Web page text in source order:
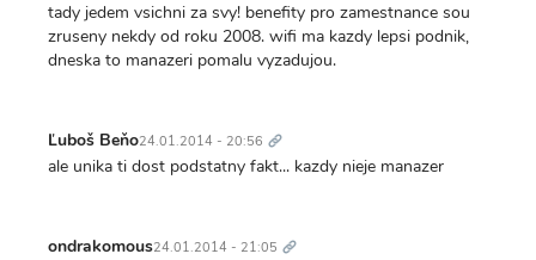
tady jedem vsichni za svy! benefity pro zamestnance sou
zruseny nekdy od roku 2008. wifi ma kazdy lepsi podnik,
dneska to manazeri pomalu vyzadujou.
Ľuboš Beňo24.01.2014 - 20:56 odkaz
ale unika ti dost podstatny fakt... kazdy nieje manazer
ondrakomous24.01.2014 - 21:05 odkaz